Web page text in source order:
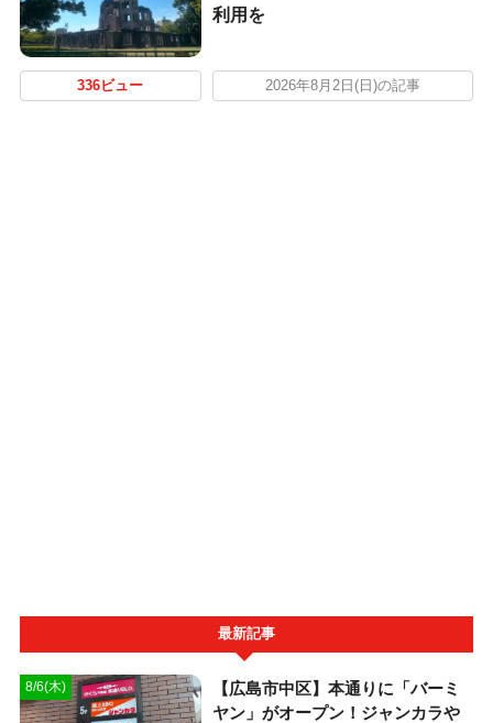
利用を
336ビュー 2026年8月2日(日)の記事
最新記事
8/6(木)
【広島市中区】本通りに「バーミ
ヤン」がオープン！ジャンカラや